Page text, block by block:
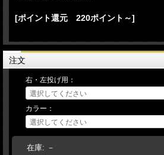
【 湯もみ型づけ ご依頼のお客様へ 】
注文の流れ
→【当店/在庫の有無と、型づけ仕様（手首調整や
ールでご連絡致します。ご不明な場合は電話・メ
い】→【お客様/ご希望事項を記載の上、仕様書を
致します】 （加工日数は約10～14日営業日）
【店頭でも販売しておりますので、タイミングに
いる場合がございます。その場合は入荷をお待ち
扱わせていただきます。予告なく仕様（カラー・
合がございます。ご了承ください。
[ポイント還元 220ポイント～]
注文
右・左投げ用：
カラー：
在庫: －